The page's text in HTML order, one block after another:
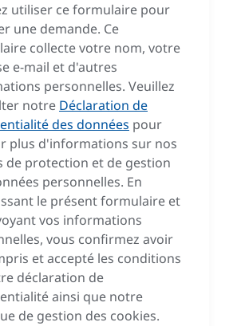
utiliser ce formulaire pour
une demande. Ce
collecte votre nom, votre
e-mail et d'autres
personnelles. Veuillez
notre Déclaration de
des données pour
plus d'informations sur nos
de protection et de gestion
personnelles. En
le présent formulaire et
vos informations
vous confirmez avoir
et accepté les conditions
déclaration de
ainsi que notre
de gestion des cookies.